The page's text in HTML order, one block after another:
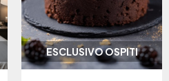
ESCLUSIVO OSPITI